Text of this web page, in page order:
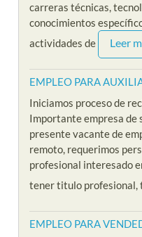
carreras técnicas,
conocimientos
actividades de
Leer
EMPLEO PARA
Iniciamos proceso de
Importante empresa de
presente vacante de
remoto, requerimos
profesional interesado
tener titulo profesional,
EMPLEO PARA